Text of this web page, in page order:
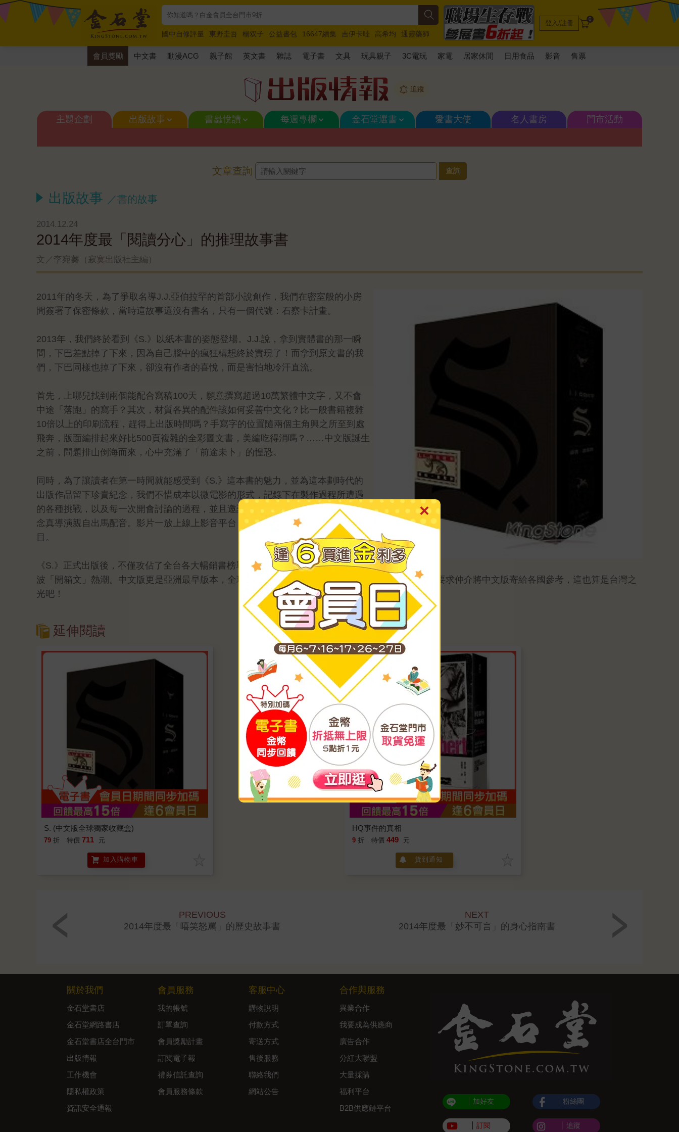
國中自修評量 東野圭吾 楊双子 公益書包 16647續集 吉伊卡哇 高希均
通靈藥師
唯紅花綻放
奧德賽 路邊攤新作 馬斯克 玩具總動員5 超慢跑
登入/註冊 0
會員獎勵 中文書 動漫ACG 親子館 英文書 雜誌 電子書 文具 玩具親子 3C電玩 家電 居家休閒 日用食品 影音 售票
追蹤
主題企劃 出版故事 書蟲悅讀 每週專欄 金石堂選書 愛書大使 名人書房 門市活動
文章查詢
出版故事 ／書的故事
2014.12.24
2014年度最「閱讀分心」的推理故事書
文／李宛蓁（寂寞出版社主編）
2011年的冬天，為了爭取名導J.J.亞伯拉罕的首部小說創作，我們在密室般的小房
間簽署了保密條款，當時這故事還沒有書名，只有一個代號：石察卡計畫。
2013年，我們終於看到《S.》以紙本書的姿態登場。J.J.說，拿到實體書的那一瞬
間，下巴差點掉了下來，因為自己腦中的瘋狂構想終於實現了！而拿到原文書的我
們，下巴同樣也掉了下來，卻沒有作者的喜悅，而是害怕地冷汗直流。
首先，上哪兒找到兩個能配合寫稿100天，願意撰寫超過10萬繁體中文字，又不會
中途「落跑」的寫手？其次，材質各異的配件該如何妥善中文化？比一般書籍複雜
10倍以上的印刷流程，趕得上出版時間嗎？手寫字的位置隨兩個主角興之所至到處
飛奔，版面編排起來好比500頁複雜的全彩圖文書，美編吃得消嗎？……中文版誕生
之前，問題排山倒海而來，心中充滿了「前途未卜」的惶恐。
同時，為了讓讀者在第一時間就能感受到《S.》這本書的魅力，並為這本劃時代的
出版作品留下珍貴紀念，我們不惜成本以微電影的形式，記錄下在製作過程所遭遇
的各種挑戰，以及每一次開會討論的過程，並且邀請深深為《S.》著迷的推薦人吳
念真導演親自出馬配音。影片一放上線上影音平台，成功在出版前一舉獲得各界注
目。
《S.》正式出版後，不僅攻佔了全台各大暢銷書榜單之外，更在Facebook上掀起一
波「開箱文」熱潮。中文版更是亞洲最早版本，全球唯一直書版本，作者對成品滿意得不得了，甚至要求仲介將中文版寄給各國參考，這也算是台灣之
光吧！
延伸閱讀
S. (中文版全球獨家收藏盒)
79 折 特價 711 元
加入購物車
HQ事件的真相
9 折 特價 449 元
貨到通知
PREVIOUS
2014年度最「嘻笑怒罵」的歷史故事書
NEXT
2014年度最「妙不可言」的身心指南書
關於我們
金石堂書店
金石堂網路書店
金石堂書店全台門市
出版情報
工作機會
隱私權政策
資訊安全通報
會員服務
我的帳號
訂單查詢
會員獎勵計畫
訂閱電子報
禮券信託查詢
會員服務條款
客服中心
購物說明
付款方式
寄送方式
售後服務
聯絡我們
網站公告
合作與服務
異業合作
我要成為供應商
廣告合作
分紅大聯盟
大量採購
福利平台
B2B供應鏈平台
加好友
訂閱
粉絲團
追蹤